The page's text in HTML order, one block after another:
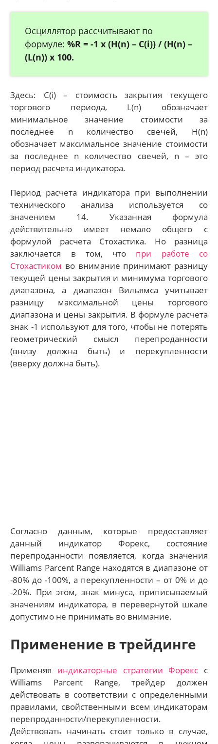
Осциллятор рассчитывают по
формуле:%R = -1 х (H(n) – C(i)) / (H(n) –
(L(n)) х 100.
Здесь: C(i) – стоимость закрытия текущего
торгового периода, L(n) обозначает
минимальное значение стоимости за
последнее n количество свечей, H(n)
обозначает максимальное значение стоимости
за последнее n количество свечей, n – это
период расчета индикатора.
Период расчета индикатора при выполнении
технического анализа используется со
значением 14. Указанная формула
действительно имеет немало общего с
формулой расчета Стохастика. Но разница
заключается в том, что при работе со
Стохастиком во внимание принимают разницу
текущей цены закрытия и минимума торгового
диапазона, а диапазон Вильямса учитывает
разницу максимальной цены торгового
диапазона и цены закрытия. В формуле расчета
знак -1 используют для того, чтобы не потерять
геометрический смысл перепроданности
(внизу должна быть) и перекупленности
(вверху должна быть).
Согласно данным, которые предоставляет
данный индикатор Форекс, состояние
перепроданности появляется, когда значения
Williams Parcent Range находятся в диапазоне от
-80% до -100%, а перекупленности – от 0% и до
-20%. При этом, знак минуса, приписываемый
значениям индикатора, в перевернутой шкале
допустимо не принимать во внимание.
Применение в трейдинге
Применяя индикаторные стратегии Форекс с
Williams Parcent Range, трейдер должен
действовать в соответствии с определенными
правилами, свойственными всем индикаторам
перепроданности/перекупленности.
Действовать начинать стоит только в случае,